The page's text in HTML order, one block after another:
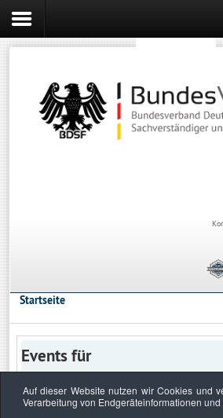
Startseite
Events für
Auf dieser Website nutzen wir Cookies und
Verarbeitung von Endgeräteinformationen